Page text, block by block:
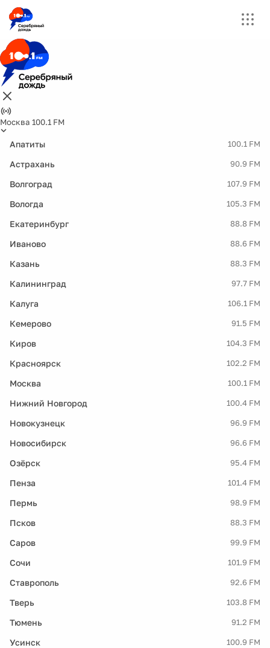
Москва 100.1 FM
Апатиты 100.1 FM
Астрахань 90.9 FM
Волгоград 107.9 FM
Вологда 105.3 FM
Екатеринбург 88.8 FM
Иваново 88.6 FM
Казань 88.3 FM
Калининград 97.7 FM
Калуга 106.1 FM
Кемерово 91.5 FM
Киров 104.3 FM
Красноярск 102.2 FM
Москва 100.1 FM
Нижний Новгород 100.4 FM
Новокузнецк 96.9 FM
Новосибирск 96.6 FM
Озёрск 95.4 FM
Пенза 101.4 FM
Пермь 98.9 FM
Псков 88.3 FM
Саров 99.9 FM
Сочи 101.9 FM
Ставрополь 92.6 FM
Тверь 103.8 FM
Тюмень 91.2 FM
Усинск 100.9 FM